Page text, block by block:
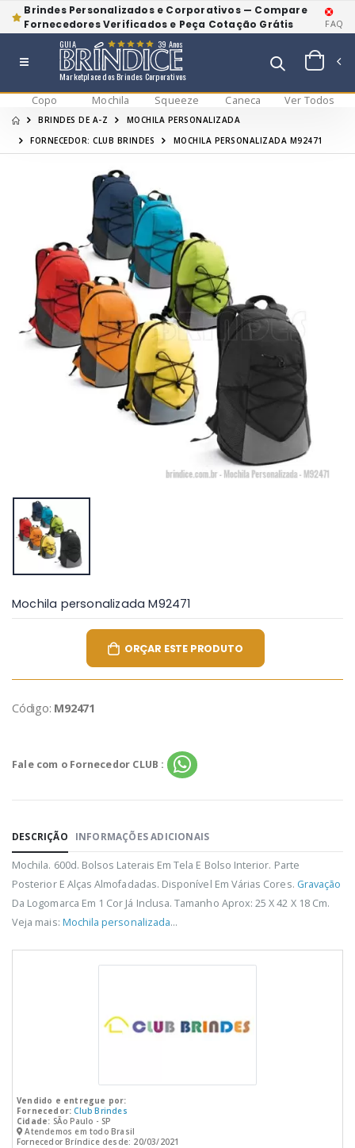
Brindes Personalizados e Corporativos — Compare
Fornecedores Verificados e Peça Cotação Grátis
FAQ
Marketplace dos Brindes Corporativos
GUIA 39 Anos
Copo Mochila Squeeze Caneca Ver Todos
BRINDES DE A-Z
MOCHILA PERSONALIZADA
FORNECEDOR: CLUB BRINDES
MOCHILA PERSONALIZADA M92471
Mochila personalizada M92471
ORÇAR ESTE PRODUTO
Código: M92471
Fale com o Fornecedor CLUB :
DESCRIÇÃO INFORMAÇÕES ADICIONAIS
Mochila. 600d. Bolsos Laterais Em Tela E Bolso Interior. Parte
Posterior E Alças Almofadadas. Disponível Em Várias Cores. Gravação
Da Logomarca Em 1 Cor Já Inclusa. Tamanho Aprox: 25 X 42 X 18 Cm.
Veja mais: Mochila personalizada...
Vendido e entregue por:
Fornecedor: Club Brindes
Cidade: SÃo Paulo - SP
Atendemos em todo Brasil
Fornecedor Bríndice desde: 20/03/2021